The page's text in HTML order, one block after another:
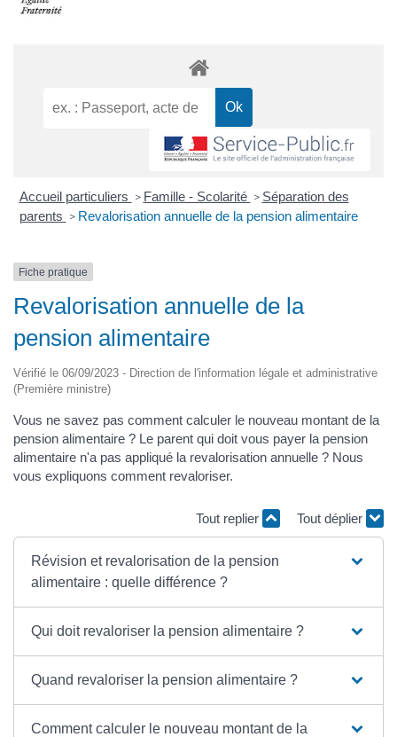
Accueil particuliers > Famille - Scolarité > Séparation des
parents > Revalorisation annuelle de la pension alimentaire
Fiche pratique
Revalorisation annuelle de la
pension alimentaire
Vérifié le 06/09/2023 - Direction de l'information légale et administrative
(Première ministre)
Vous ne savez pas comment calculer le nouveau montant de la
pension alimentaire ? Le parent qui doit vous payer la pension
alimentaire n'a pas appliqué la revalorisation annuelle ? Nous
vous expliquons comment revaloriser.
Tout replier Tout déplier
Révision et revalorisation de la pension
alimentaire : quelle différence ?
Qui doit revaloriser la pension alimentaire ?
Quand revaloriser la pension alimentaire ?
Comment calculer le nouveau montant de la